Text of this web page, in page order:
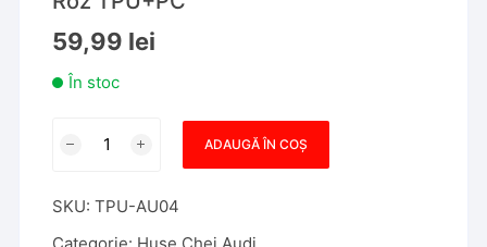
59,99 lei
În stoc
Briceag
Audi
ADAUGĂ ÎN COȘ
SKU:TPU-AU04
Categorie: Huse Chei Audi